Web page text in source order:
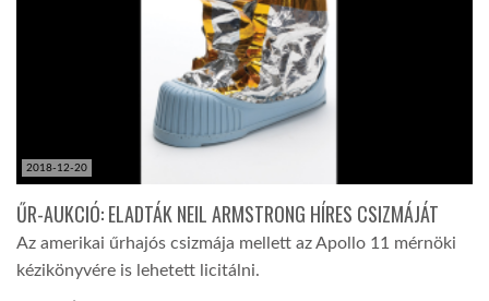
2018-12-20
ŰR-AUKCIÓ: ELADTÁK NEIL ARMSTRONG HÍRES CSIZMÁJÁT
Az amerikai űrhajós csizmája mellett az Apollo 11 mérnöki
kézikönyvére is lehetett licitálni.